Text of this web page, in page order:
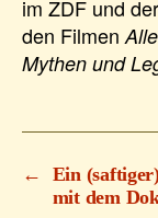
im ZDF und
den Filmen
Mythen und
←
Ein
mit dem